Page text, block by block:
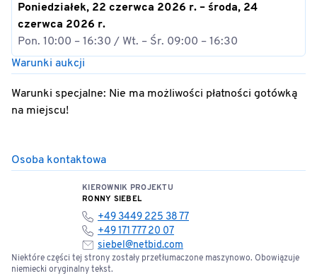
Poniedziałek, 22 czerwca 2026 r. – środa, 24
czerwca 2026 r.
Pon. 10:00 – 16:30 / Wt. – Śr. 09:00 – 16:30
Warunki aukcji
Warunki specjalne: Nie ma możliwości płatności gotówką
na miejscu!
Osoba kontaktowa
KIEROWNIK PROJEKTU
RONNY SIEBEL
+49 3449 225 38 77
+49 171 777 20 07
siebel@netbid.com
Niektóre części tej strony zostały przetłumaczone maszynowo. Obowiązuje
niemiecki oryginalny tekst.